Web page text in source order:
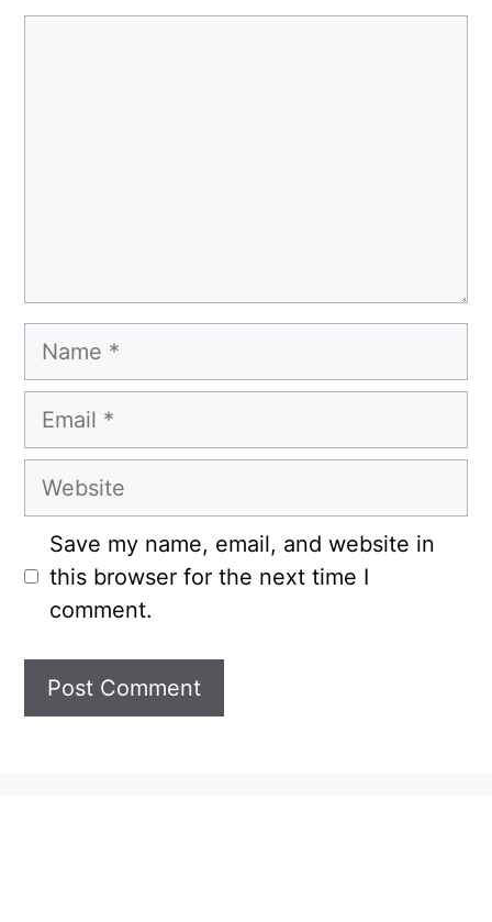
Name
Email
Website
Save my name, email, and website in
this browser for the next time I
comment.